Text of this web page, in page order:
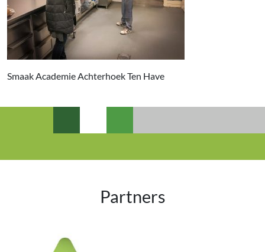
Smaak Academie Achterhoek Ten Have
Partners